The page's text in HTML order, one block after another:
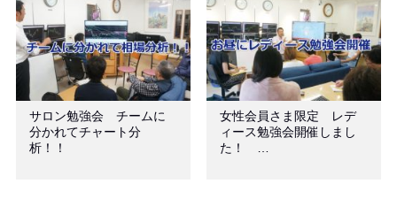
サロン勉強会 チームに
分かれてチャート分
析！！
女性会員さま限定 レデ
ィース勉強会開催しまし
た！ …